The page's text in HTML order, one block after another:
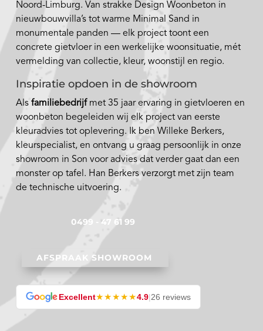
Noord-Limburg. Van strakke Design Woonbeton in
nieuwbouwvilla’s tot warme Minimal Sand in
monumentale panden — elk project toont een
concrete gietvloer in een werkelijke woonsituatie, mét
vermelding van collectie, kleur, woonstijl en regio.
Inspiratie opdoen in de showroom
Alsfamiliebedrijfmet 35 jaar ervaring in gietvloeren en
woonbeton begeleiden wij elk project van eerste
kleuradvies tot oplevering. Ik ben Willeke Berkers,
kleurspecialist, en ontvang u graag persoonlijk in onze
showroom in Son voor advies dat verder gaat dan een
monster op tafel. Han Berkers verzorgt met zijn team
de technische uitvoering.
0499 - 47 61 99
AFSPRAAK SHOWROOM
Excellent★★★★★4.9|26 reviews